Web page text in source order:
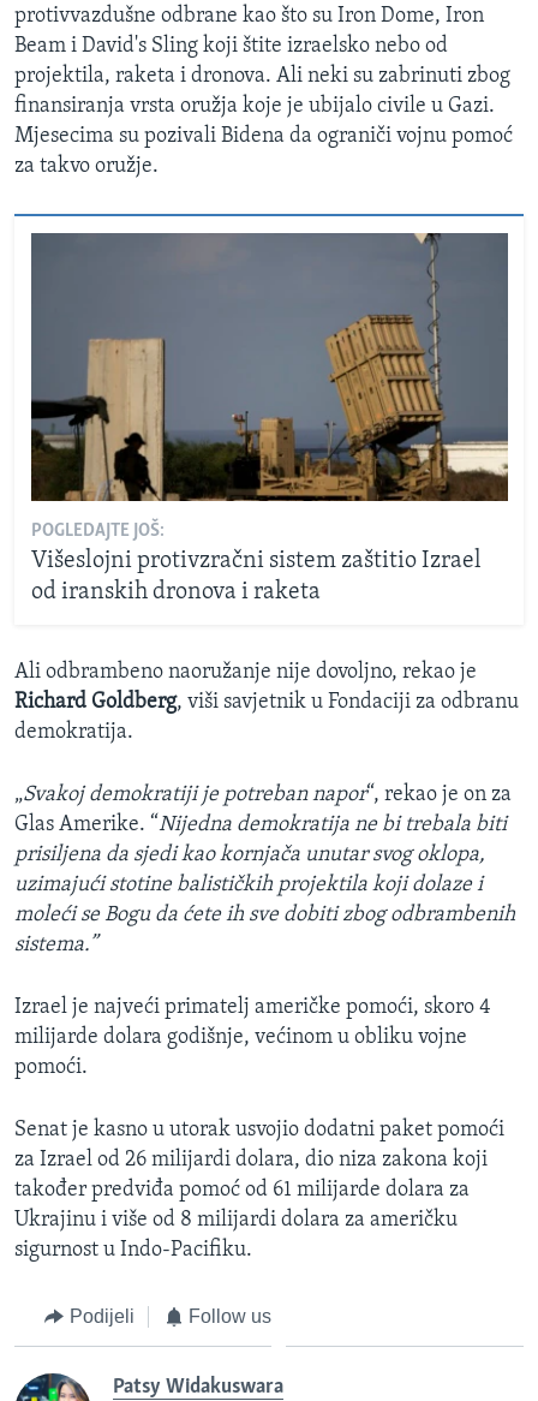
protivvazdušne odbrane kao što su Iron Dome, Iron
Beam i David's Sling koji štite izraelsko nebo od
projektila, raketa i dronova. Ali neki su zabrinuti zbog
finansiranja vrsta oružja koje je ubijalo civile u Gazi.
Mjesecima su pozivali Bidena da ograniči vojnu pomoć
za takvo oružje.
POGLEDAJTE JOŠ:
Višeslojni protivzračni sistem zaštitio Izrael
od iranskih dronova i raketa
Ali odbrambeno naoružanje nije dovoljno, rekao je
Richard Goldberg, viši savjetnik u Fondaciji za odbranu
demokratija.
„Svakoj demokratiji je potreban napor“, rekao je on za
Glas Amerike. “Nijedna demokratija ne bi trebala biti
prisiljena da sjedi kao kornjača unutar svog oklopa,
uzimajući stotine balističkih projektila koji dolaze i
moleći se Bogu da ćete ih sve dobiti zbog odbrambenih
sistema.”
Izrael je najveći primatelj američke pomoći, skoro 4
milijarde dolara godišnje, većinom u obliku vojne
pomoći.
Senat je kasno u utorak usvojio dodatni paket pomoći
za Izrael od 26 milijardi dolara, dio niza zakona koji
također predviđa pomoć od 61 milijarde dolara za
Ukrajinu i više od 8 milijardi dolara za američku
sigurnost u Indo-Pacifiku.
Podijeli Follow us
Patsy Widakuswara